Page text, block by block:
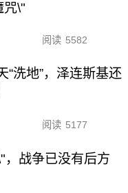
咒\"
阅读 5582
“洗地”，泽连斯基还
阅读 5177
，战争已没有后方